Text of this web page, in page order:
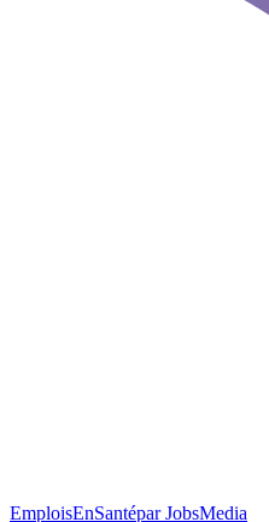
EmploisEnSantépar JobsMedia